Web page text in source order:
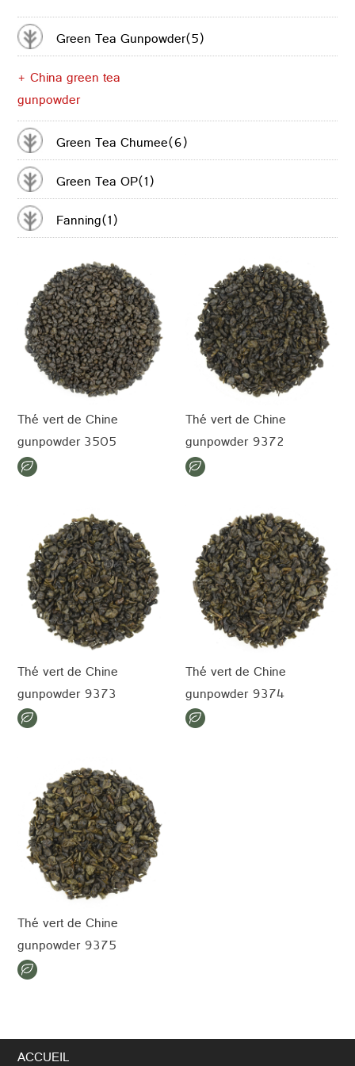
Green Tea Gunpowder(5)
+ China green tea
gunpowder
Green Tea Chumee(6)
Green Tea OP(1)
Fanning(1)
Thé vert de Chine
gunpowder 3505
Thé vert de Chine
gunpowder 9372
Thé vert de Chine
gunpowder 9373
Thé vert de Chine
gunpowder 9374
Thé vert de Chine
gunpowder 9375
ACCUEIL
CONTACTER